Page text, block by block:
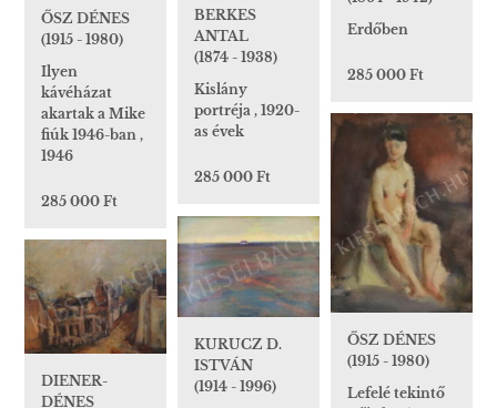
Erdőben
285 000 Ft
BERKES
ANTAL
(1874 - 1938)
Kislány
portréja , 1920-
as évek
285 000 Ft
ŐSZ DÉNES
(1915 - 1980)
Ilyen
kávéházat
akartak a Mike
fiúk 1946-ban ,
1946
285 000 Ft
ŐSZ DÉNES
(1915 - 1980)
Lefelé tekintő
KURUCZ D.
ISTVÁN
(1914 - 1996)
DIENER-
DÉNES